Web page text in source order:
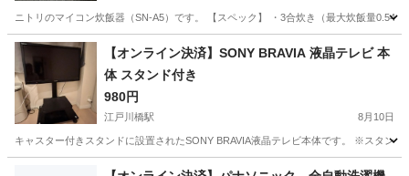
ニトリのマイコン炊飯器（SN-A5）です。 【スペック】 ・3合炊き（最大炊飯量
東京 品川区 荏原中延駅 キッチン家電
【オンライン決済】SONY BRAVIA 液晶テレビ 本
体 スタンド付き
980円
江戸川橋駅 8月10日
キャスター付きスタンドに設置されたSONY BRAVIA液晶テレビ本体です。 ※スタン
江戸川橋駅 テレビ